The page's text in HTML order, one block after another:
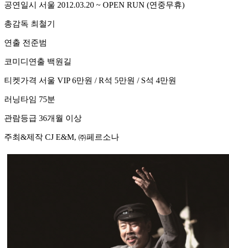
공연일시 서울 2012.03.20 ~ OPEN RUN (연중무휴)
총감독 최철기
연출 전준범
코미디연출 백원길
티켓가격 서울 VIP 6만원 / R석 5만원 / S석 4만원
러닝타임 75분
관람등급 36개월 이상
주최&제작 CJ E&M, ㈜페르소나